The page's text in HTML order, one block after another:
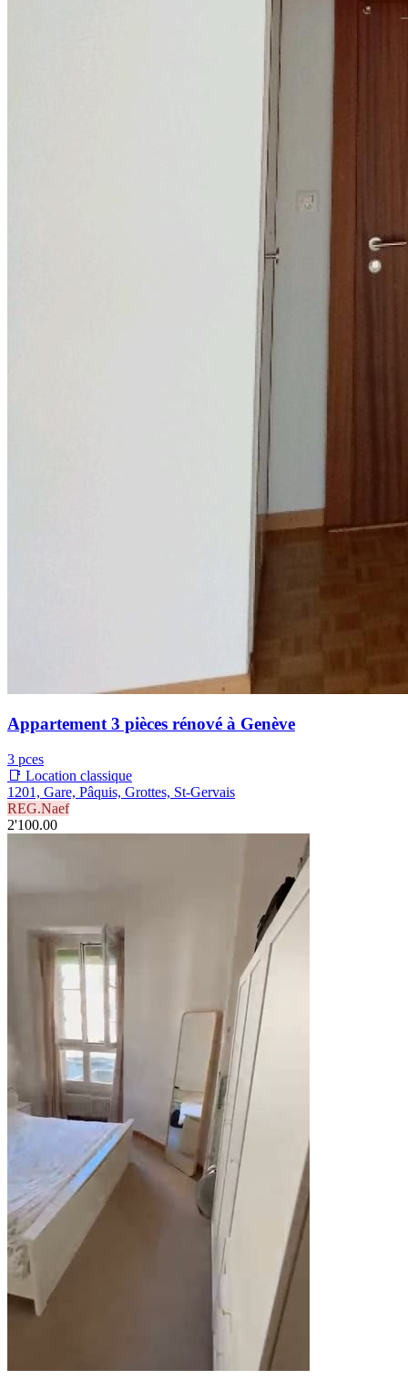
Appartement 3 pièces rénové à Genève
3 pces
📑 Location classique
1201, Gare, Pâquis, Grottes, St-Gervais
REG.Naef
2'100.00